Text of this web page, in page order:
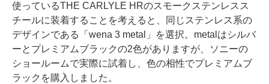
使っているTHE CARLYLE HRのスモークステンレスス
チールに装着することを考えると、同じステンレス系の
デザインである「wena 3 metal」を選択。metalはシルバ
ーとプレミアムブラックの2色がありますが、ソニーの
ショールームで実際に試着し、色の相性でプレミアムブ
ラックを購入しました。